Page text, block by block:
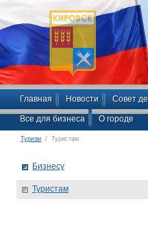
Главная Новости Совет
Все для бизнеса О городе
Туризм / Туристам
Бизнесу
Туристам